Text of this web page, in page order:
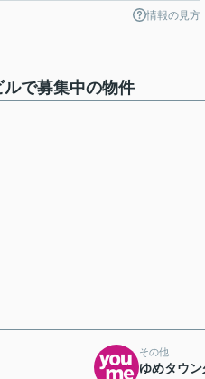
情報の見方
で募集中の物件
その他
ゆめタウ